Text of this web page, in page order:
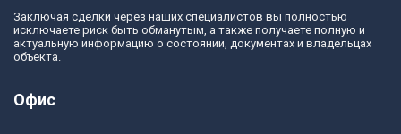
Заключая сделки через наших специалистов вы полностью
исключаете риск быть обманутым, а также получаете полную и
актуальную информацию о состоянии, документах и владельцах
объекта.
Офис